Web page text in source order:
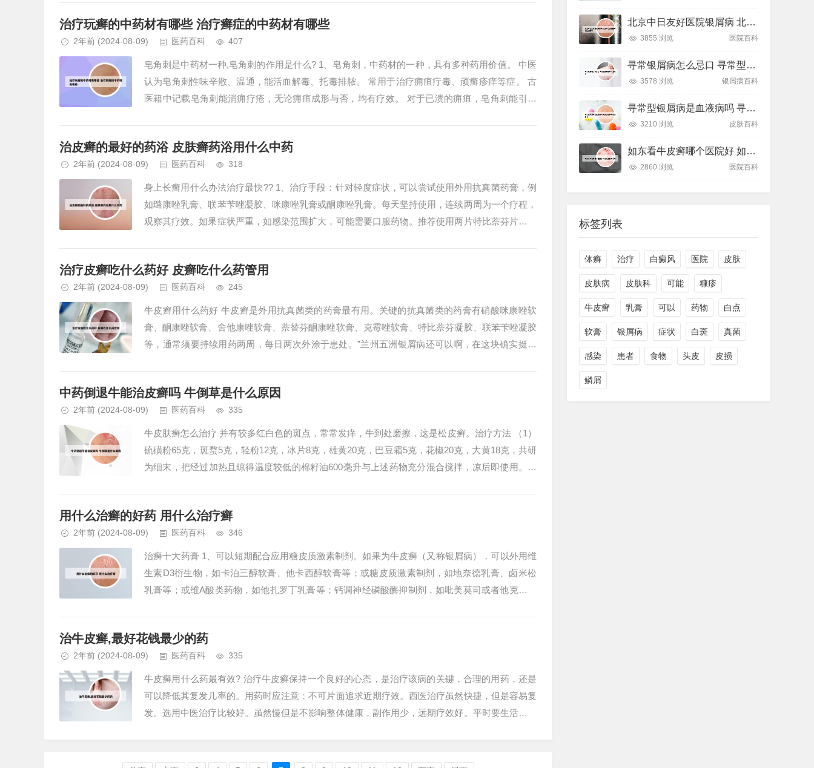
治疗玩癣的中药材有哪些 治疗癣症的中药材有哪些
2年前 (2024-08-09) 医药百科 407
皂角刺是中药材一种,皂角刺的作用是什么? 1、皂角刺，中药材的一种，具有多种药用价值。 中医
认为皂角刺性味辛散、温通，能活血解毒、托毒排脓。 常用于治疗痈疽疔毒、顽癣疹痒等症。 古
医籍中记载皂角刺能消痈疗疮，无论痈疽成形与否，均有疗效。 对于已溃的痈疽，皂角刺能引导
治皮癣的最好的药浴 皮肤癣药浴用什么中药
2年前 (2024-08-09) 医药百科 318
身上长癣用什么办法治疗最快?? 1、治疗手段：针对轻度症状，可以尝试使用外用抗真菌药膏，例
如璐康唑乳膏、联苯苄唑凝胶、咪康唑乳膏或酮康唑乳膏。每天坚持使用，连续两周为一个疗程，
观察其疗效。如果症状严重，如感染范围扩大，可能需要口服药物。推荐使用两片特比萘芬片，一
治疗皮癣吃什么药好 皮癣吃什么药管用
2年前 (2024-08-09) 医药百科 245
牛皮癣用什么药好 牛皮癣是外用抗真菌类的药膏最有用。关键的抗真菌类的药膏有硝酸咪康唑软
膏、酮康唑软膏、舍他康唑软膏、萘替芬酮康唑软膏、克霉唑软膏、特比萘芬凝胶、联苯苄唑凝胶
等，通常须要持续用药两周，每日两次外涂于患处。”兰州五洲银屑病还可以啊，在这块确实挺厉
中药倒退牛能治皮癣吗 牛倒草是什么原因
2年前 (2024-08-09) 医药百科 335
牛皮肤癣怎么治疗 并有较多红白色的斑点，常常发痒，牛到处磨擦，这是松皮癣。治疗方法 （1）
硫磺粉65克，斑蝥5克，轻粉12克，冰片8克，雄黄20克，巴豆霜5克，花椒20克，大黄18克，共研
为细末，把经过加热且晾得温度较低的棉籽油600毫升与上述药物充分混合搅拌，凉后即使用。对
用什么治癣的好药 用什么治疗癣
2年前 (2024-08-09) 医药百科 346
治癣十大药膏 1、可以短期配合应用糖皮质激素制剂。如果为牛皮癣（又称银屑病），可以外用维
生素D3衍生物，如卡泊三醇软膏、他卡西醇软膏等；或糖皮质激素制剂，如地奈德乳膏、卤米松
乳膏等；或维A酸类药物，如他扎罗丁乳膏等；钙调神经磷酸酶抑制剂，如吡美莫司或者他克莫司
治牛皮癣,最好花钱最少的药
2年前 (2024-08-09) 医药百科 335
牛皮癣用什么药最有效? 治疗牛皮癣保持一个良好的心态，是治疗该病的关键，合理的用药，还是
可以降低其复发几率的。用药时应注意：不可片面追求近期疗效。西医治疗虽然快捷，但是容易复
发。选用中医治疗比较好。虽然慢但是不影响整体健康，副作用少，远期疗效好。平时要生活有规
北京中日友好医院银屑病 北京中日友好医院银屑病专家
3855 浏览 医院百科
寻常银屑病怎么忌口 寻常型银屑病有什么忌口
3578 浏览 银屑病百科
寻常型银屑病是血液病吗 寻常型银屑病能活多久
3210 浏览 皮肤百科
如东看牛皮癣哪个医院好 如东看皮肤病去哪
2860 浏览 医院百科
标签列表
体癣 治疗 白癜风 医院 皮肤
皮肤病 皮肤科 可能 糠疹
牛皮癣 乳膏 可以 药物 白点
软膏 银屑病 症状 白斑 真菌
感染 患者 食物 头皮 皮损
鳞屑